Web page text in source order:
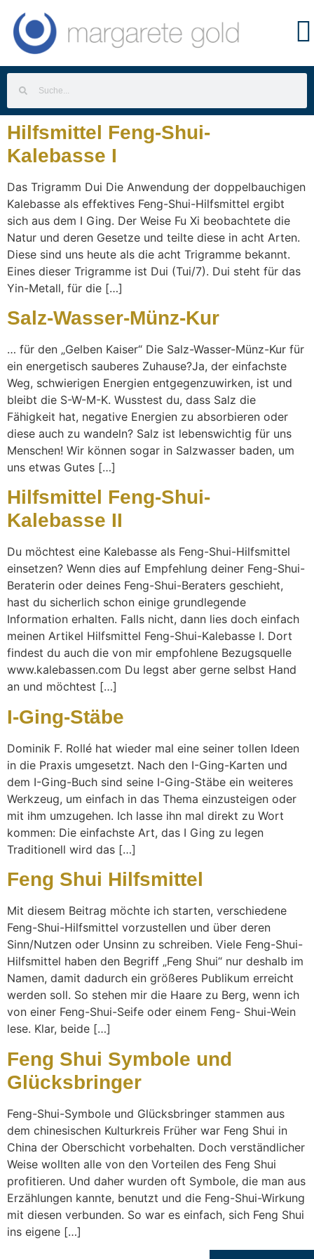
Hilfsmittel Feng-Shui-
Kalebasse I
Das Trigramm Dui Die Anwendung der doppelbauchigen
Kalebasse als effektives Feng-Shui-Hilfsmittel ergibt
sich aus dem I Ging. Der Weise Fu Xi beobachtete die
Natur und deren Gesetze und teilte diese in acht Arten.
Diese sind uns heute als die acht Trigramme bekannt.
Eines dieser Trigramme ist Dui (Tui/7). Dui steht für das
Yin-Metall, für die […]
Salz-Wasser-Münz-Kur
… für den „Gelben Kaiser“ Die Salz-Wasser-Münz-Kur für
ein energetisch sauberes Zuhause?Ja, der einfachste
Weg, schwierigen Energien entgegenzuwirken, ist und
bleibt die S-W-M-K. Wusstest du, dass Salz die
Fähigkeit hat, negative Energien zu absorbieren oder
diese auch zu wandeln? Salz ist lebenswichtig für uns
Menschen! Wir können sogar in Salzwasser baden, um
uns etwas Gutes […]
Hilfsmittel Feng-Shui-
Kalebasse II
Du möchtest eine Kalebasse als Feng-Shui-Hilfsmittel
einsetzen? Wenn dies auf Empfehlung deiner Feng-Shui-
Beraterin oder deines Feng-Shui-Beraters geschieht,
hast du sicherlich schon einige grundlegende
Information erhalten. Falls nicht, dann lies doch einfach
meinen Artikel Hilfsmittel Feng-Shui-Kalebasse I. Dort
findest du auch die von mir empfohlene Bezugsquelle
www.kalebassen.com Du legst aber gerne selbst Hand
an und möchtest […]
I-Ging-Stäbe
Dominik F. Rollé hat wieder mal eine seiner tollen Ideen
in die Praxis umgesetzt. Nach den I-Ging-Karten und
dem I-Ging-Buch sind seine I-Ging-Stäbe ein weiteres
Werkzeug, um einfach in das Thema einzusteigen oder
mit ihm umzugehen. Ich lasse ihn mal direkt zu Wort
kommen: Die einfachste Art, das I Ging zu legen
Traditionell wird das […]
Feng Shui Hilfsmittel
Mit diesem Beitrag möchte ich starten, verschiedene
Feng-Shui-Hilfsmittel vorzustellen und über deren
Sinn/Nutzen oder Unsinn zu schreiben. Viele Feng-Shui-
Hilfsmittel haben den Begriff „Feng Shui“ nur deshalb im
Namen, damit dadurch ein größeres Publikum erreicht
werden soll. So stehen mir die Haare zu Berg, wenn ich
von einer Feng-Shui-Seife oder einem Feng- Shui-Wein
lese. Klar, beide […]
Feng Shui Symbole und
Glücksbringer
Feng-Shui-Symbole und Glücksbringer stammen aus
dem chinesischen Kulturkreis Früher war Feng Shui in
China der Oberschicht vorbehalten. Doch verständlicher
Weise wollten alle von den Vorteilen des Feng Shui
profitieren. Und daher wurden oft Symbole, die man aus
Erzählungen kannte, benutzt und die Feng-Shui-Wirkung
mit diesen verbunden. So war es einfach, sich Feng Shui
ins eigene […]